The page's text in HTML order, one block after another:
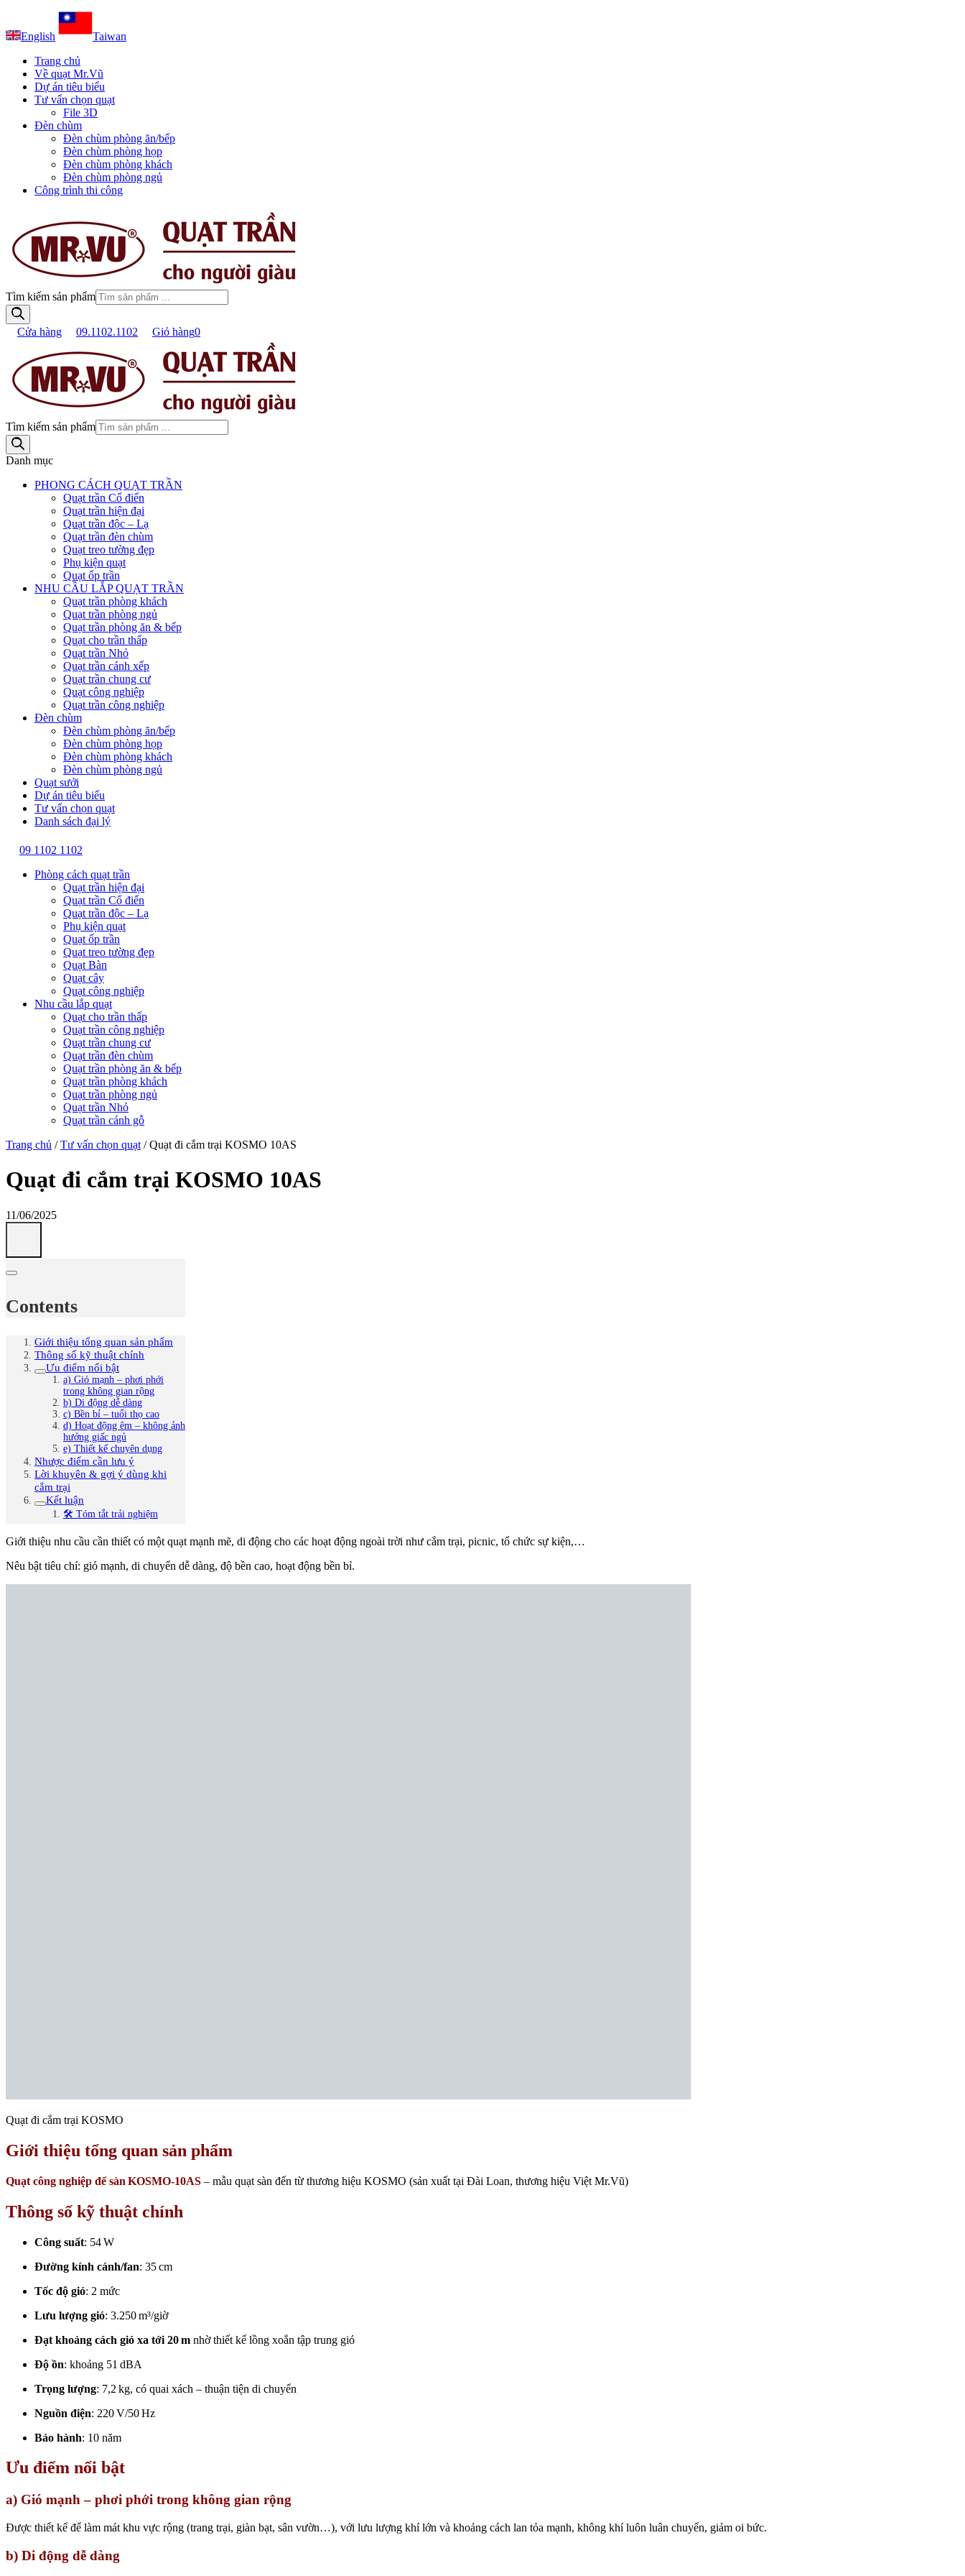
English
Taiwan
Trang chủ
Về quạt Mr.Vũ
Dự án tiêu biểu
Tư vấn chọn quạt
File 3D
Đèn chùm
Đèn chùm phòng ăn/bếp
Đèn chùm phòng họp
Đèn chùm phòng khách
Đèn chùm phòng ngủ
Công trình thi công
Tìm kiếm sản phẩm
Cửa hàng 09.1102.1102 Giỏ hàng0
Tìm kiếm sản phẩm
Danh mục
PHONG CÁCH QUẠT TRẦN
Quạt trần Cổ điển
Quạt trần hiện đại
Quạt trần độc – Lạ
Quạt trần đèn chùm
Quạt treo tường đẹp
Phụ kiện quạt
Quạt ốp trần
NHU CẦU LẮP QUẠT TRẦN
Quạt trần phòng khách
Quạt trần phòng ngủ
Quạt trần phòng ăn & bếp
Quạt cho trần thấp
Quạt trần Nhỏ
Quạt trần cánh xếp
Quạt trần chung cư
Quạt công nghiệp
Quạt trần công nghiệp
Đèn chùm
Đèn chùm phòng ăn/bếp
Đèn chùm phòng họp
Đèn chùm phòng khách
Đèn chùm phòng ngủ
Quạt sưởi
Dự án tiêu biểu
Tư vấn chọn quạt
Danh sách đại lý
09 1102 1102
Phòng cách quạt trần
Quạt trần hiện đại
Quạt trần Cổ điển
Quạt trần độc – Lạ
Phụ kiện quạt
Quạt ốp trần
Quạt treo tường đẹp
Quạt Bàn
Quạt cây
Quạt công nghiệp
Nhu cầu lắp quạt
Quạt cho trần thấp
Quạt trần công nghiệp
Quạt trần chung cư
Quạt trần đèn chùm
Quạt trần phòng ăn & bếp
Quạt trần phòng khách
Quạt trần phòng ngủ
Quạt trần Nhỏ
Quạt trần cánh gỗ
Trang chủ /Tư vấn chọn quạt /Quạt đi cắm trại KOSMO 10AS
Quạt đi cắm trại KOSMO 10AS
11/06/2025
Contents
Giới thiệu tổng quan sản phẩm
Thông số kỹ thuật chính
Ưu điểm nổi bật
a) Gió mạnh – phơi phới
trong không gian rộng
b) Di động dễ dàng
c) Bền bỉ – tuổi thọ cao
d) Hoạt động êm – không ảnh
hưởng giấc ngủ
e) Thiết kế chuyên dụng
Nhược điểm cần lưu ý
Lời khuyên & gợi ý dùng khi
cắm trại
Kết luận
🛠️ Tóm tắt trải nghiệm
Giới thiệu nhu cầu cần thiết có một quạt mạnh mẽ, di động cho các hoạt động ngoài trời như cắm trại, picnic, tổ chức sự kiện,…
Nêu bật tiêu chí: gió mạnh, di chuyển dễ dàng, độ bền cao, hoạt động bền bỉ.
Quạt đi cắm trại KOSMO
Giới thiệu tổng quan sản phẩm
Quạt công nghiệp để sàn KOSMO‑10AS – mẫu quạt sàn đến từ thương hiệu KOSMO (sản xuất tại Đài Loan, thương hiệu Việt Mr.Vũ)
Thông số kỹ thuật chính
Công suất: 54 W
Đường kính cánh/fan: 35 cm
Tốc độ gió: 2 mức
Lưu lượng gió: 3.250 m³/giờ
Đạt khoảng cách gió xa tới 20 m nhờ thiết kế lồng xoắn tập trung gió
Độ ồn: khoảng 51 dBA
Trọng lượng: 7,2 kg, có quai xách – thuận tiện di chuyển
Nguồn điện: 220 V/50 Hz
Bảo hành: 10 năm
Ưu điểm nổi bật
a) Gió mạnh – phơi phới trong không gian rộng
Được thiết kế để làm mát khu vực rộng (trang trại, giàn bạt, sân vườn…), với lưu lượng khí lớn và khoảng cách lan tỏa mạnh, không khí luôn luân chuyển, giảm oi bức.
b) Di động dễ dàng